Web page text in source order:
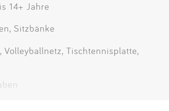
14+ Jahre
Sitzbänke
Volleyballnetz, Tischtennisplatte,